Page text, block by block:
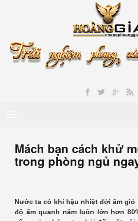
Mách bạn cách khử
trong phòng ngủ
Nước ta có khí hậu nhiệt đới ẩm gió
độ ẩm quanh năm luôn lớn hơn